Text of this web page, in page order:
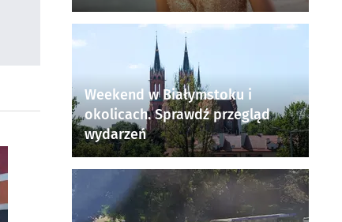
Weekend w Białymstoku i
okolicach. Sprawdź przegląd
wydarzeń